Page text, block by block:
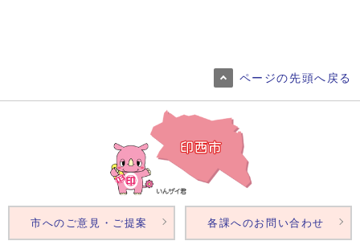
ページの先頭へ戻る
市へのご意見・ご提案 各課へのお問い合わせ